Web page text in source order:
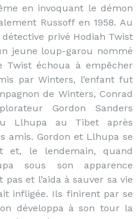
en invoquant le démon
Russoff en 1958. Au
privé Hodiah Twist
jeune loup-garou nommé
Twist échoua à empêcher
par Winters, l’enfant fut
de Winters, Conrad
Gordon Sanders
Llhupa au Tibet après
amis. Gordon et Llhupa se
et, le lendemain, quand
sous son apparence
et l’aida à sauver sa vie
infligée. Ils finirent par se
développa à son tour la